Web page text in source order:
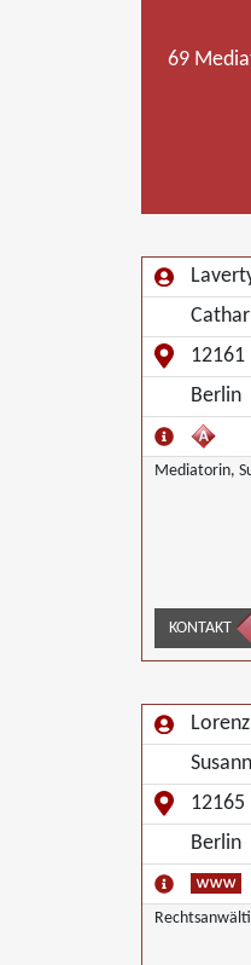
69
12161
Berlin
Mediatorin,
KONTAKT
Lorenz
12165
Berlin